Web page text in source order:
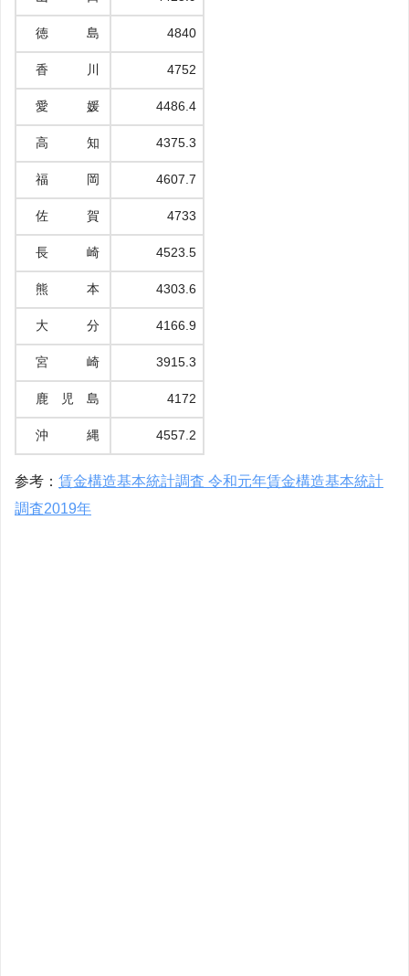
徳 島 4840
香 川 4752
愛 媛 4486.4
高 知 4375.3
福 岡 4607.7
佐 賀 4733
長 崎 4523.5
熊 本 4303.6
大 分 4166.9
宮 崎 3915.3
鹿 児 島 4172
沖 縄 4557.2
参考： 賃金構造基本統計調査 令和元年賃金構造基本統計
調査2019年